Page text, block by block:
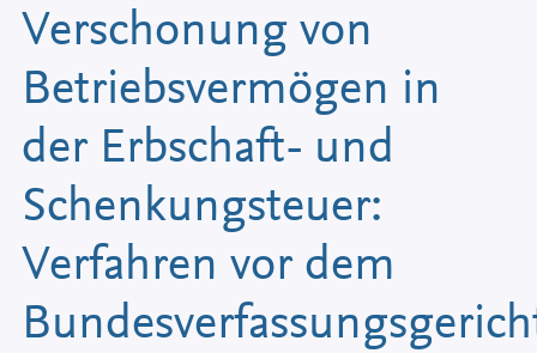
Verschonung von
Betriebsvermögen in
der Erbschaft- und
Schenkungsteuer:
Verfahren vor dem